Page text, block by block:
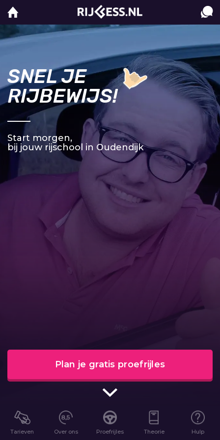
SNEL JE
RIJBEWIJS!
Start morgen,
bij jouw rijschool in Oudendijk
Plan je gratis proefrijles
Tarieven Over ons Proefrijles Theorie Hulp